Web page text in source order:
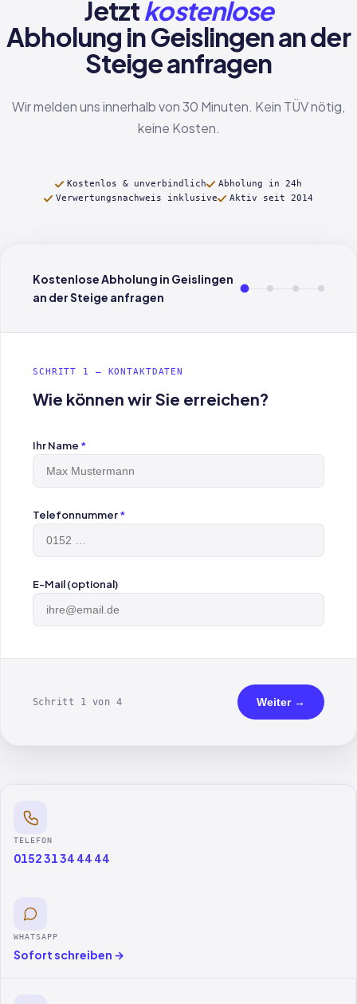
Jetztkostenlose
Abholung in Geislingen an der
Steige anfragen
Wir melden uns innerhalb von 30 Minuten. Kein TÜV nötig,
keine Kosten.
Kostenlos & unverbindlich
Abholung in 24h
Verwertungsnachweis inklusive
Aktiv seit 2014
Kostenlose Abholung in Geislingen
an der Steige anfragen
SCHRITT 1 — KONTAKTDATEN
Wie können wir Sie erreichen?
Ihr Name *
Telefonnummer*
E-Mail (optional)
Schritt 1 von 4 Weiter →
TELEFON
0152 31 34 44 44
WHATSAPP
Sofort schreiben →